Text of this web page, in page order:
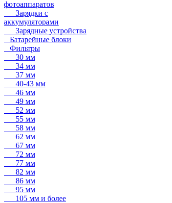
фотоаппаратов
Зарядки с
аккумуляторами
Зарядные устройства
Батарейные блоки
Фильтры
30 мм
34 мм
37 мм
40-43 мм
46 мм
49 мм
52 мм
55 мм
58 мм
62 мм
67 мм
72 мм
77 мм
82 мм
86 мм
95 мм
105 мм и более